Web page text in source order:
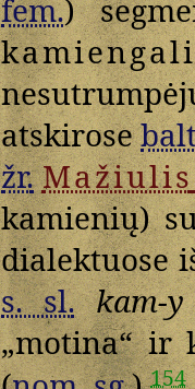
fem.)
atskirose
žr. Mažiulis
kamienių)
dialektuose
s. sl. kam-y
„motina“
154